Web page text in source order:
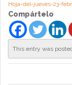
Hoja-del-jueves-23-
Compártelo
This entry was